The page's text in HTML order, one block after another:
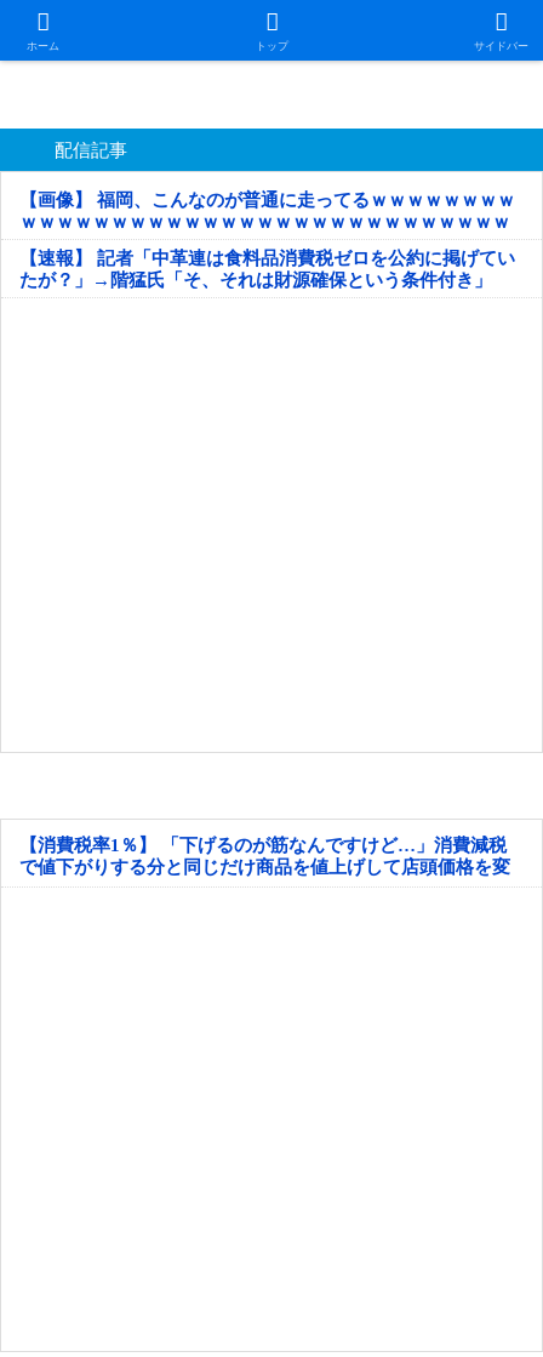
ホーム トップ サイドバー
日本第一！ニュース録
配信記事
【画像】 福岡、こんなのが普通に走ってるｗｗｗｗｗｗｗｗ
ｗｗｗｗｗｗｗｗｗｗｗｗｗｗｗｗｗｗｗｗｗｗｗｗｗｗｗ
ｗｗｗｗｗ
【速報】 記者「中革連は食料品消費税ゼロを公約に掲げてい
たが？」→階猛氏「そ、それは財源確保という条件付き」
【消費税率1％】 「下げるのが筋なんですけど…」消費減税
で値下がりする分と同じだけ商品を値上げして店頭価格を変
えない店も